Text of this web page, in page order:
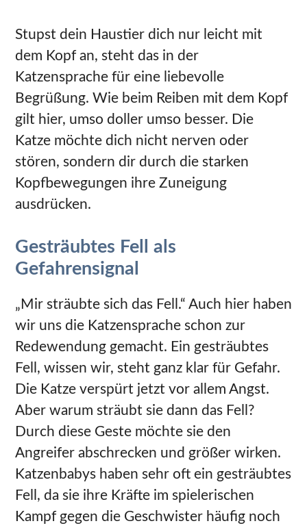
Stupst dein Haustier dich nur leicht mit
dem Kopf an, steht das in der
Katzensprache für eine liebevolle
Begrüßung. Wie beim Reiben mit dem Kopf
gilt hier, umso doller umso besser. Die
Katze möchte dich nicht nerven oder
stören, sondern dir durch die starken
Kopfbewegungen ihre Zuneigung
ausdrücken.
Gesträubtes Fell als
Gefahrensignal
„Mir sträubte sich das Fell.“ Auch hier haben
wir uns die Katzensprache schon zur
Redewendung gemacht. Ein gesträubtes
Fell, wissen wir, steht ganz klar für Gefahr.
Die Katze verspürt jetzt vor allem Angst.
Aber warum sträubt sie dann das Fell?
Durch diese Geste möchte sie den
Angreifer abschrecken und größer wirken.
Katzenbabys haben sehr oft ein gesträubtes
Fell, da sie ihre Kräfte im spielerischen
Kampf gegen die Geschwister häufig noch